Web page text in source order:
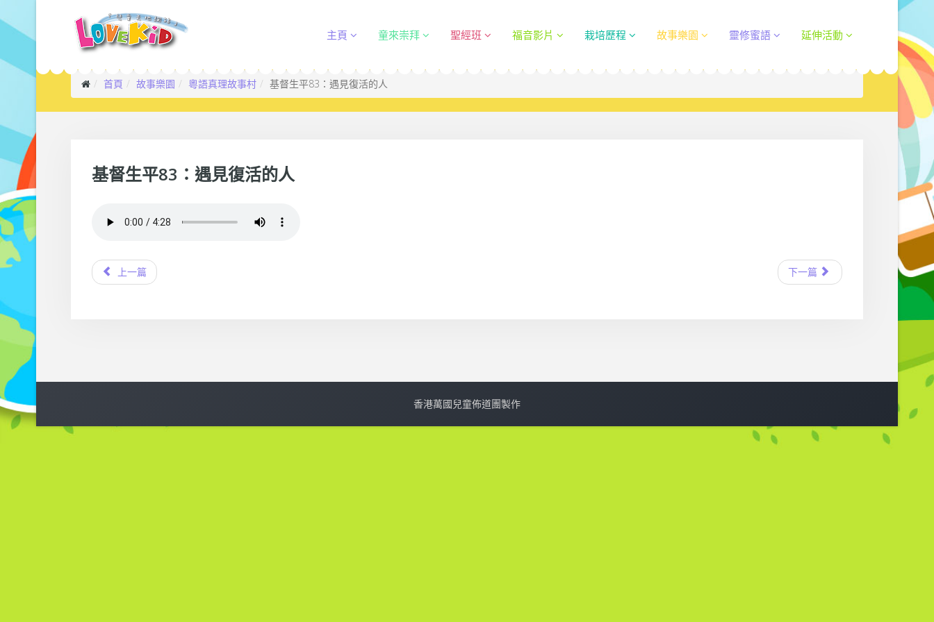
主頁 童來崇拜 聖經班 福音影片 栽培歷程 故事樂園 靈修蜜語 延伸活動
首頁 故事樂園 粵語真理故事村 基督生平83：遇見復活的人
基督生平83：遇見復活的人
上一篇 下一篇
香港萬國兒童佈道團製作